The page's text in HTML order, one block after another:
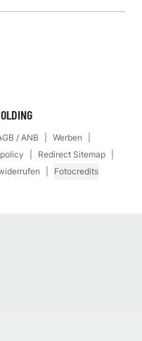
/ ANB
Werben
Redirect Sitemap
Fotocredits